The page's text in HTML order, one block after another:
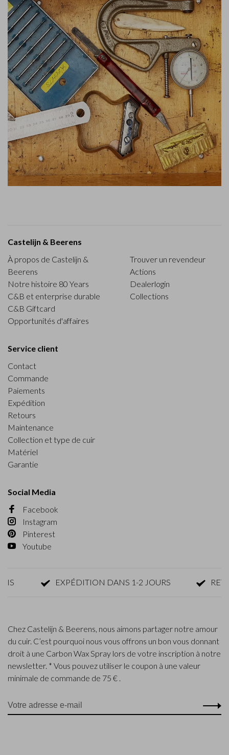
Castelijn & Beerens
À propos de Castelijn &
Beerens
Notre histoire 80 Years
C&B et enterprise durable
C&B Giftcard
Opportunités d'affaires
Trouver un revendeur
Actions
Dealerlogin
Collections
Service client
Contact
Commande
Paiements
Expédition
Retours
Maintenance
Collection et type de cuir
Matériel
Garantie
Social Media
Facebook
Instagram
Pinterest
Youtube
EXPÉDITION DANS 1-2 JOURS
Chez Castelijn & Beerens, nous aimons partager notre amour
du cuir. C’est pourquoi nous vous offrons un bon vous donnant
droit à une Carbon Wax Spray lors de votre inscription à notre
newsletter. * Vous pouvez utiliser le coupon à une valeur
minimale de commande de 75 € .